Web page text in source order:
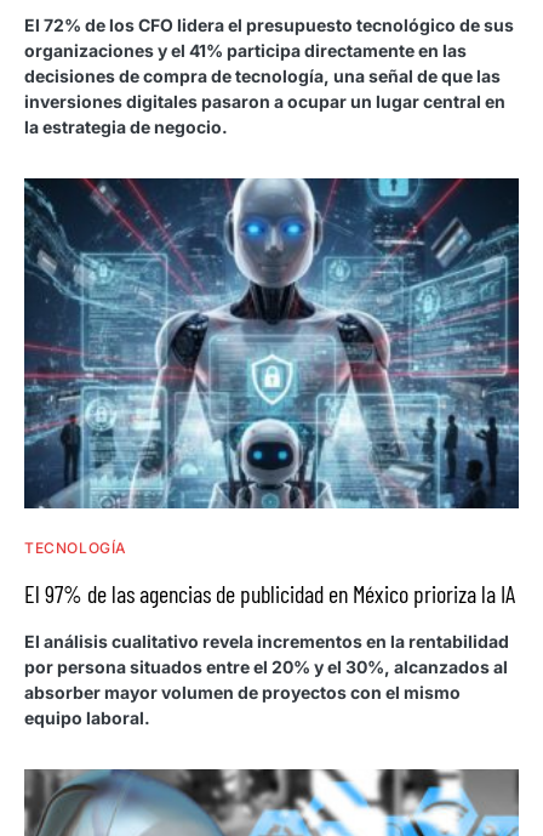
El 72% de los CFO lidera el presupuesto tecnológico de sus
organizaciones y el 41% participa directamente en las
decisiones de compra de tecnología, una señal de que las
inversiones digitales pasaron a ocupar un lugar central en
la estrategia de negocio.
TECNOLOGÍA
El 97% de las agencias de publicidad en México prioriza la IA
El análisis cualitativo revela incrementos en la rentabilidad
por persona situados entre el 20% y el 30%, alcanzados al
absorber mayor volumen de proyectos con el mismo
equipo laboral.